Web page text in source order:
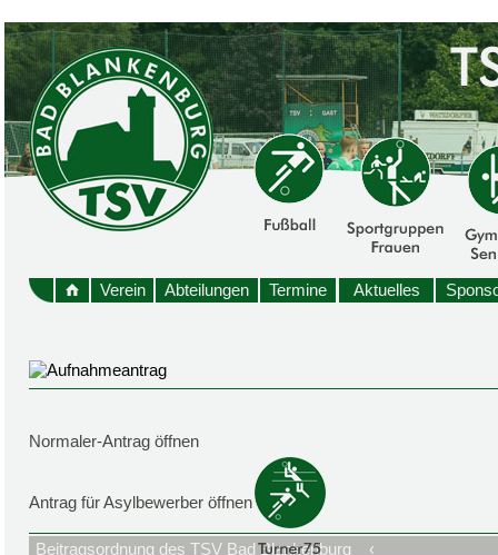
Verein Abteilungen Termine Aktuelles
Normaler-Antrag öffnen
Antrag für Asylbewerber öffnen
Beitragsordnung des TSV Bad Blankenburg
‹